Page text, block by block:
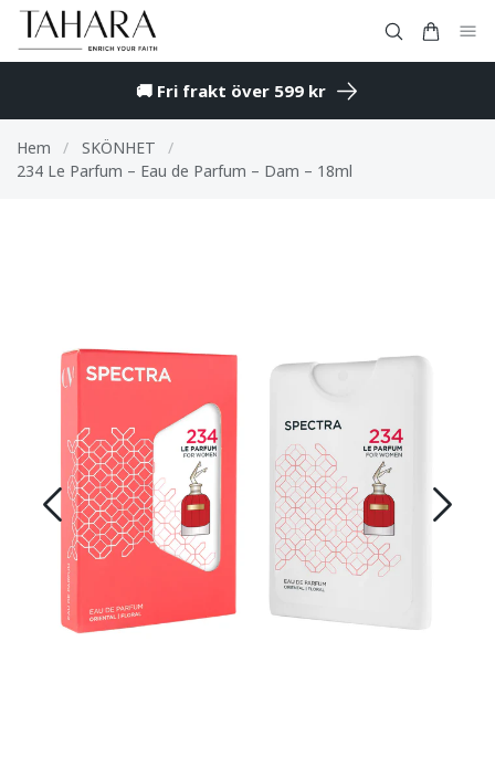
🚚 Fri frakt över 599 kr
Hem / SKÖNHET
/
234 Le Parfum – Eau de Parfum – Dam – 18ml